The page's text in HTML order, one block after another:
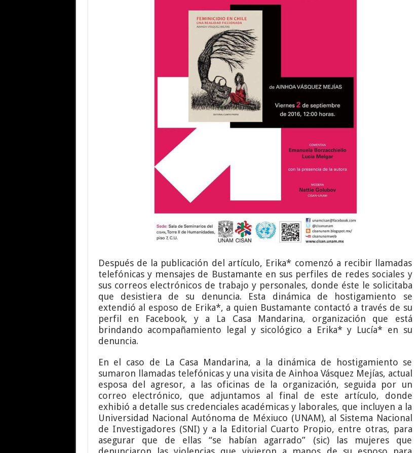
Después de la publicación del artículo, Erika* comenzó a recibir llamadas
telefónicas y mensajes de Bustamante en sus perfiles de redes sociales y
sus correos electrónicos de trabajo y personales, donde éste le solicitaba
que desistiera de su denuncia. Esta dinámica de hostigamiento se
extendió al esposo de Erika*, a quien Bustamante contactó a través de su
perfil en Facebook, y a La Casa Mandarina, organización que está
brindando acompañamiento legal y sicológico a Erika* y Lucía* en su
denuncia.
En el caso de La Casa Mandarina, a la dinámica de hostigamiento se
sumaron llamadas telefónicas y una visita de Ainhoa Vásquez Mejías, actual
esposa del agresor, a las oficinas de la organización, seguida por un
correo electrónico, que adjuntamos al final de este artículo, donde
exhibió a detalle sus credenciales académicas y laborales, que incluyen a la
Universidad Nacional Autónoma de Méxiuco (UNAM), al Sistema Nacional
de Investigadores (SNI) y a la Editorial Cuarto Propio, entre otras, para
asegurar que de ellas “se habían agarrado” (sic) las mujeres que